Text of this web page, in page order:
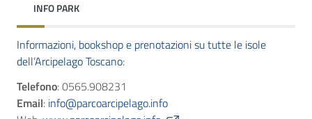
INFO PARK
Informazioni, bookshop e prenotazioni su tutte le isole
dell’Arcipelago Toscano:
Telefono: 0565.908231
Email: info@parcoarcipelago.info